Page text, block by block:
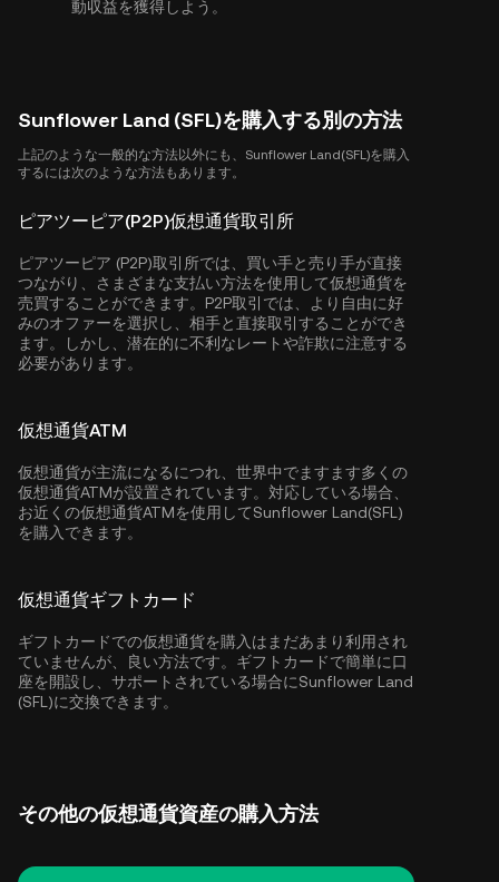
動収益を獲得しよう。
Sunflower Land (SFL)を購入する別の方法
上記のような一般的な方法以外にも、Sunflower Land(SFL)を購入
するには次のような方法もあります。
ピアツーピア(P2P)仮想通貨取引所
ピアツーピア (P2P)取引所では、買い手と売り手が直接
つながり、さまざまな支払い方法を使用して仮想通貨を
売買することができます。P2P取引では、より自由に好
みのオファーを選択し、相手と直接取引することができ
ます。しかし、潜在的に不利なレートや詐欺に注意する
必要があります。
仮想通貨ATM
仮想通貨が主流になるにつれ、世界中でますます多くの
仮想通貨ATMが設置されています。対応している場合、
お近くの仮想通貨ATMを使用してSunflower Land(SFL)
を購入できます。
仮想通貨ギフトカード
ギフトカードでの仮想通貨を購入はまだあまり利用され
ていませんが、良い方法です。ギフトカードで簡単に口
座を開設し、サポートされている場合にSunflower Land
(SFL)に交換できます。
その他の仮想通貨資産の購入方法